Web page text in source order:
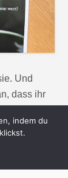
Und
dass ihr
dieser
sind mir
das ist
indem du